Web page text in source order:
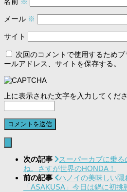
メール ※
サイト
次回のコメントで使用するため
ールアドレス、サイトを保存する。
上に表示された文字を入力してくださ
次の記事
スーパーカブに乗
ね。さすが世界のHONDA！
前の記事
ハノイの美味しい隠
「ASAKUSA」今日は鍋に初挑